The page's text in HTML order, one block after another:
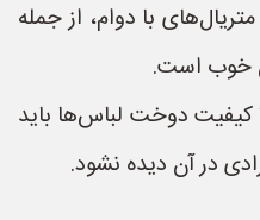
با دوام، از جمله
خوب است.
دوخت لباس‌ها باید
در آن دیده نشود.